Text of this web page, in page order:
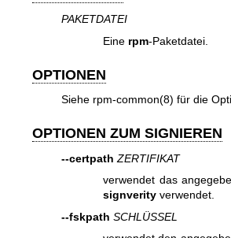
PAKETDATEI
Eine rpm-Paketdatei.
OPTIONEN
Siehe rpm-common(8) für die
OPTIONEN ZUM SIGNIEREN
--certpath ZERTIFIKAT
verwendet das
signverity verwendet.
--fskpath SCHLÜSSEL